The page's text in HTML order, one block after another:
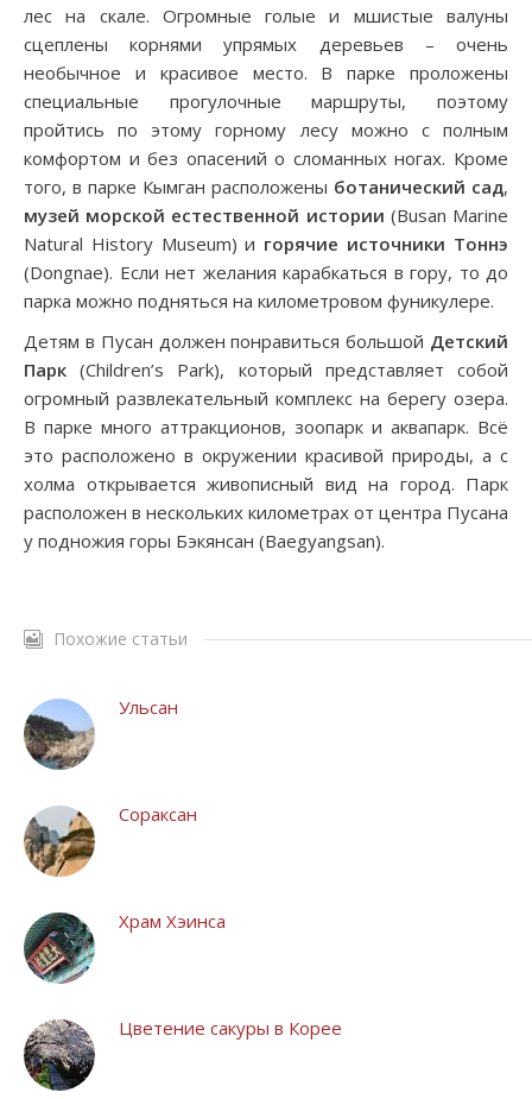
лес на скале. Огромные голые и мшистые валуны
сцеплены корнями упрямых деревьев – очень
необычное и красивое место. В парке проложены
специальные прогулочные маршруты, поэтому
пройтись по этому горному лесу можно с полным
комфортом и без опасений о сломанных ногах. Кроме
того, в парке Кымган расположены ботанический сад,
музей морской естественной истории (Busan Marine
Natural History Museum) и горячие источники Тоннэ
(Dongnae). Если нет желания карабкаться в гору, то до
парка можно подняться на километровом фуникулере.
Детям в Пусан должен понравиться большой Детский
Парк (Children’s Park), который представляет собой
огромный развлекательный комплекс на берегу озера.
В парке много аттракционов, зоопарк и аквапарк. Всё
это расположено в окружении красивой природы, а с
холма открывается живописный вид на город. Парк
расположен в нескольких километрах от центра Пусана
у подножия горы Бэкянсан (Baegyangsan).
Похожие статьи
Ульсан
Сораксан
Храм Хэинса
Цветение сакуры в Корее